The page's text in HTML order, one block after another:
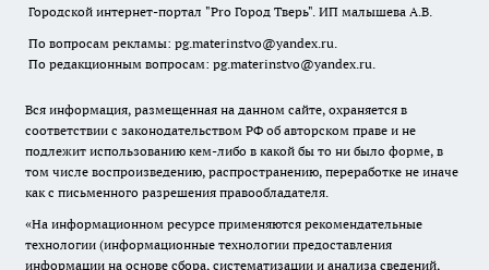
Городской интернет-портал "Pro Город Тверь". ИП малышева А.В.
По вопросам рекламы: pg.materinstvo@yandex.ru.
По редакционным вопросам: pg.materinstvo@yandex.ru.
Вся информация, размещенная на данном сайте, охраняется в
соответствии с законодательством РФ об авторском праве и не
подлежит использованию кем-либо в какой бы то ни было форме, в
том числе воспроизведению, распространению, переработке не иначе
как с письменного разрешения правообладателя.
«На информационном ресурсе применяются рекомендательные
технологии (информационные технологии предоставления
информации на основе сбора, систематизации и анализа сведений,